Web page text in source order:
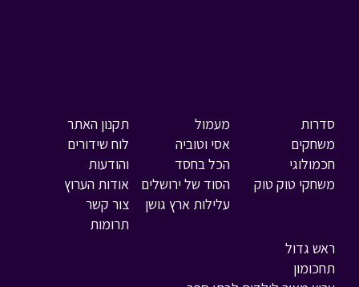
סדרות
משחקים
חכמולוגי
משחקי טוק טוק
מעמול
אסי וטוביה
הכל בחסד
הסוד של ירושלים
עלילות ארץ גושן
ראש גדול
תחכומון
תקנון האתר
לוח שידורים
והודעות
אודות הערוץ
צור קשר
תרומות